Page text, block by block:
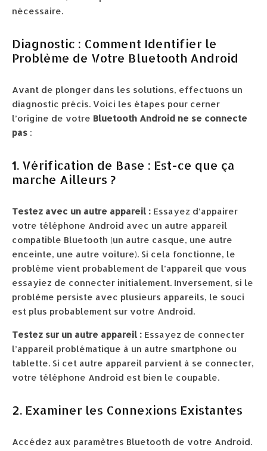
nécessaire.
Diagnostic : Comment Identifier le
Problème de Votre Bluetooth Android
Avant de plonger dans les solutions, effectuons un
diagnostic précis. Voici les étapes pour cerner
l’origine de votre Bluetooth Android ne se connecte
pas :
1. Vérification de Base : Est-ce que ça
marche Ailleurs ?
Testez avec un autre appareil : Essayez d’appairer
votre téléphone Android avec un autre appareil
compatible Bluetooth (un autre casque, une autre
enceinte, une autre voiture). Si cela fonctionne, le
problème vient probablement de l’appareil que vous
essayiez de connecter initialement. Inversement, si le
problème persiste avec plusieurs appareils, le souci
est plus probablement sur votre Android.
Testez sur un autre appareil : Essayez de connecter
l’appareil problématique à un autre smartphone ou
tablette. Si cet autre appareil parvient à se connecter,
votre téléphone Android est bien le coupable.
2. Examiner les Connexions Existantes
Accédez aux paramètres Bluetooth de votre Android.